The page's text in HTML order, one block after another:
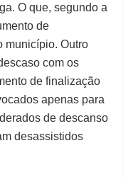
O que, segundo a
de
município. Outro
com os
de finalização
apenas para
de descanso
desassistidos